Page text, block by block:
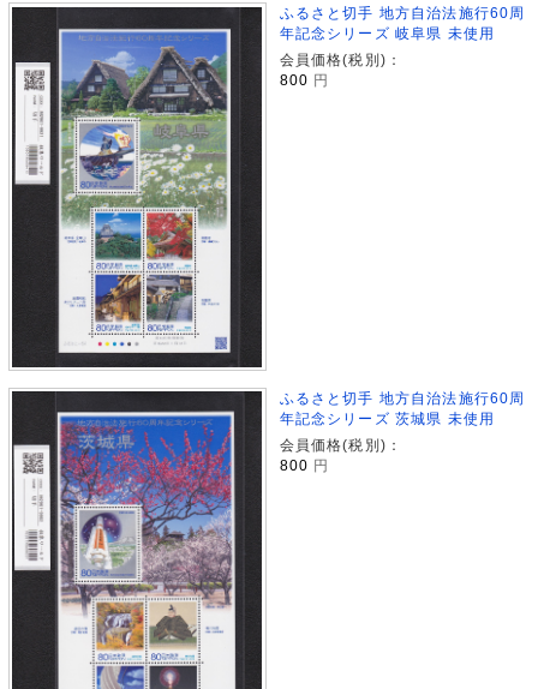
ふるさと切手 地方自治法施行60周
年記念シリーズ 岐阜県 未使用
会員価格(税別)：
800 円
ふるさと切手 地方自治法施行60周
年記念シリーズ 茨城県 未使用
会員価格(税別)：
800 円